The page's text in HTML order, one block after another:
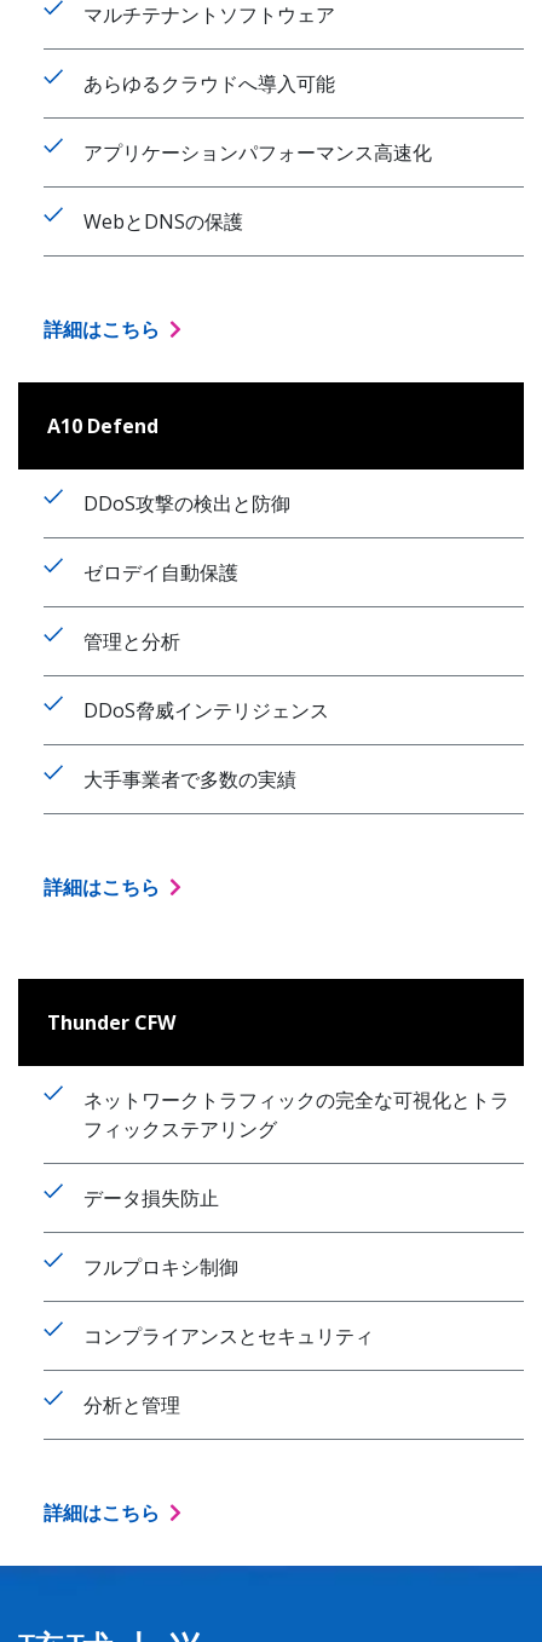
マルチテナントソフトウェア
あらゆるクラウドへ導入可能
アプリケーションパフォーマンス高速化
WebとDNSの保護
詳細はこちら
A10 Defend
DDoS攻撃の検出と防御
ゼロデイ自動保護
管理と分析
DDoS脅威インテリジェンス
大手事業者で多数の実績
詳細はこちら
Thunder CFW
ネットワークトラフィックの完全な可視化とトラ
フィックステアリング
データ損失防止
フルプロキシ制御
コンプライアンスとセキュリティ
分析と管理
詳細はこちら